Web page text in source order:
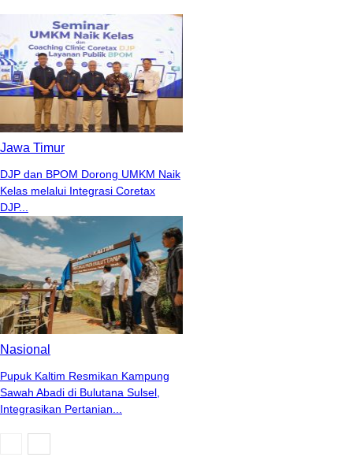
Jawa Timur
DJP dan BPOM Dorong UMKM Naik
Kelas melalui Integrasi Coretax
DJP...
Nasional
Pupuk Kaltim Resmikan Kampung
Sawah Abadi di Bulutana Sulsel,
Integrasikan Pertanian...